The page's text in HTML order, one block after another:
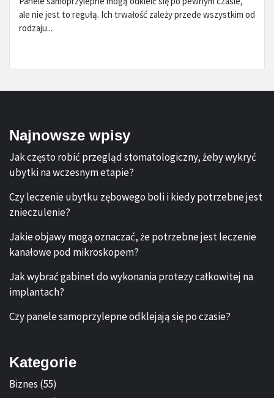
ale nie jest to regułą. Ich trwałość zależy przede wszystkim od
rodzaju...
Najnowsze wpisy
Jak często robić przegląd stomatologiczny, żeby wykryć
ubytki na wczesnym etapie?
Czy leczenie ubytku zębowego boli i kiedy potrzebne jest
znieczulenie?
Jakie objawy mogą oznaczać, że potrzebne jest leczenie
kanałowe pod mikroskopem?
Jak wybrać gabinet do wykonania protezy całkowitej na
implantach?
Czy panele samoprzylepne odklejają się po czasie?
Kategorie
Biznes (55)